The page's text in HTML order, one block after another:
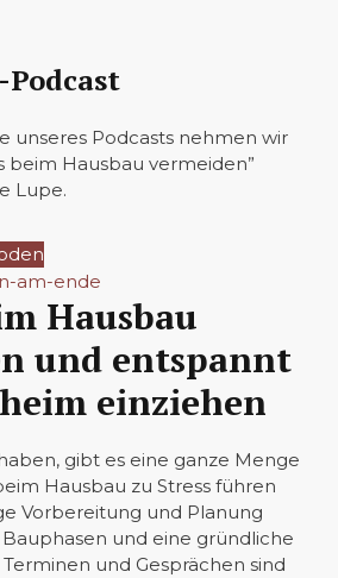
unseres Podcasts nehmen wir
beim Hausbau vermeiden”
Lupe.
Hausbau
und entspannt
einziehen
gibt es eine ganze Menge
Hausbau zu Stress führen
Vorbereitung und Planung
und eine gründliche
und Gesprächen sind